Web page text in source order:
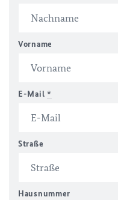
Vorname
E-Mail *
Straße
Hausnummer